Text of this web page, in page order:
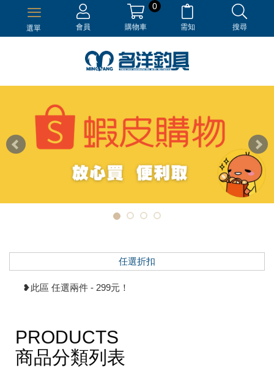
選單 會員 購物車
0
需知 搜尋
任選折扣
❥此區 任選兩件 - 299元！
PRODUCTS
商品分類列表